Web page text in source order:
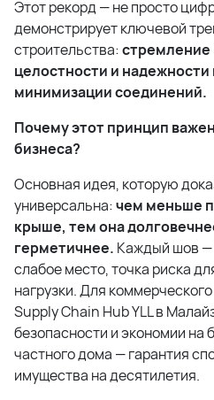
Этот рекорд — не просто
демонстрирует ключевой
строительства:стремление
целостности и надежности
минимизации соединений.
Почему этот принцип
бизнеса?
Основная идея, которую
универсальна:чем меньше
крыше, тем она
герметичнее. Каждый шов —
слабое место, точка риска
нагрузки. Для
Supply Chain Hub YLL в
безопасности и экономии
частного дома — гарантия
имущества на десятилетия.